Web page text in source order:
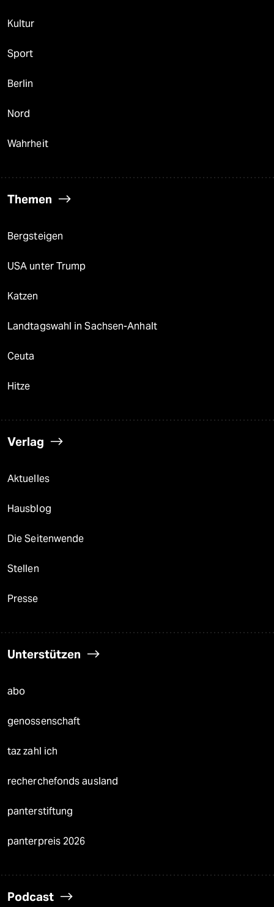
Kultur
Sport
Berlin
Nord
Wahrheit
Themen
Bergsteigen
USA unter Trump
Katzen
Landtagswahl in Sachsen-Anhalt
Ceuta
Hitze
Verlag
Aktuelles
Hausblog
Die Seitenwende
Stellen
Presse
Unterstützen
abo
genossenschaft
taz zahl ich
recherchefonds ausland
panterstiftung
panterpreis 2026
Podcast